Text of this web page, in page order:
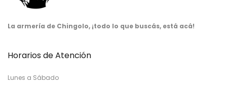
La armería de Chingolo, ¡todo lo que buscás, está acá!
Horarios de Atención
Lunes a Sábado